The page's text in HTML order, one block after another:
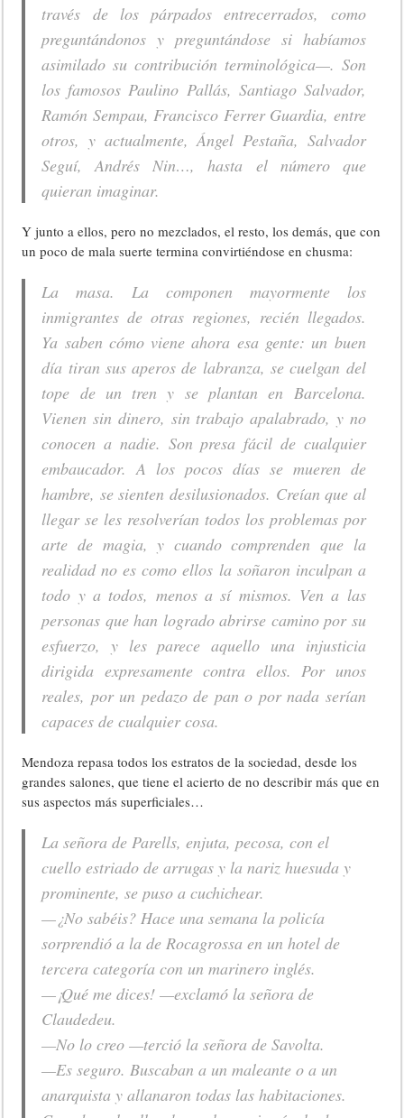
través de los párpados entrecerrados, como
preguntándonos y preguntándose si habíamos
asimilado su contribución terminológica—. Son
los famosos Paulino Pallás, Santiago Salvador,
Ramón Sempau, Francisco Ferrer Guardia, entre
otros, y actualmente, Ángel Pestaña, Salvador
Seguí, Andrés Nin…, hasta el número que
quieran imaginar.
Y junto a ellos, pero no mezclados, el resto, los demás, que con
un poco de mala suerte termina convirtiéndose en chusma:
La masa. La componen mayormente los
inmigrantes de otras regiones, recién llegados.
Ya saben cómo viene ahora esa gente: un buen
día tiran sus aperos de labranza, se cuelgan del
tope de un tren y se plantan en Barcelona.
Vienen sin dinero, sin trabajo apalabrado, y no
conocen a nadie. Son presa fácil de cualquier
embaucador. A los pocos días se mueren de
hambre, se sienten desilusionados. Creían que al
llegar se les resolverían todos los problemas por
arte de magia, y cuando comprenden que la
realidad no es como ellos la soñaron inculpan a
todo y a todos, menos a sí mismos. Ven a las
personas que han logrado abrirse camino por su
esfuerzo, y les parece aquello una injusticia
dirigida expresamente contra ellos. Por unos
reales, por un pedazo de pan o por nada serían
capaces de cualquier cosa.
Mendoza repasa todos los estratos de la sociedad, desde los
grandes salones, que tiene el acierto de no describir más que en
sus aspectos más superficiales…
La señora de Parells, enjuta, pecosa, con el
cuello estriado de arrugas y la nariz huesuda y
prominente, se puso a cuchichear.
—¿No sabéis? Hace una semana la policía
sorprendió a la de Rocagrossa en un hotel de
tercera categoría con un marinero inglés.
—¡Qué me dices! —exclamó la señora de
Claudedeu.
—No lo creo —terció la señora de Savolta.
—Es seguro. Buscaban a un maleante o a un
anarquista y allanaron todas las habitaciones.